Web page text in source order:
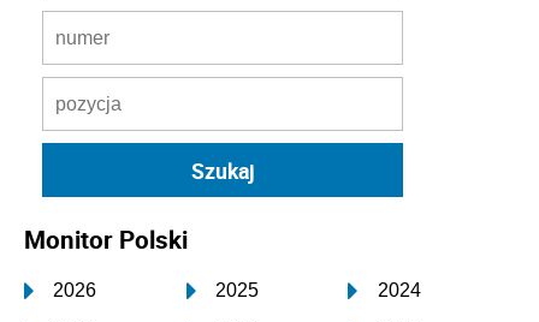
Monitor Polski
2026 2025 2024